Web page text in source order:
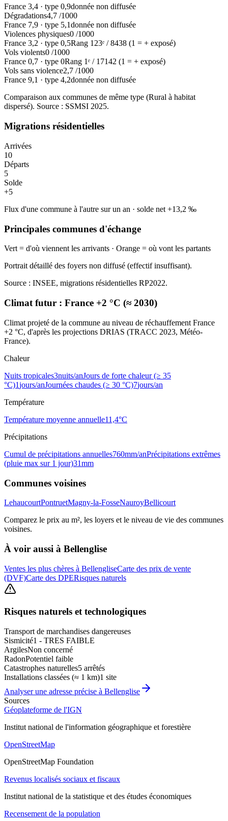
France 3,4 · type 0,9donnée non diffusée
Dégradations4,7 /1000
France 7,9 · type 5,1donnée non diffusée
Violences physiques0 /1000
France 3,2 · type 0,5Rang 123ᵉ /8438 (1 = + exposé)
Vols violents0 /1000
France 0,7 · type 0Rang 1ᵉ / 17142 (1 = + exposé)
Vols sans violence2,7 /1000
France 9,1 · type 4,2donnée non diffusée
Comparaison aux communes de même type (Rural à habitat
dispersé). Source : SSMSI 2025.
Migrations résidentielles
Arrivées
10
Départs
5
Solde
+5
Flux d'une commune à l'autre sur un an · solde net +13,2 ‰
Principales communes d'échange
Vert = d'où viennent les arrivants · Orange = où vont les partants
Portrait détaillé des foyers non diffusé (effectif insuffisant).
Source : INSEE, migrations résidentielles RP2022.
Climat futur : France +2 °C (≈ 2030)
Climat projeté de la commune au niveau de réchauffement France
+2 °C, d'après les projections DRIAS (TRACC 2023, Météo-
France).
Chaleur
Nuits tropicales3nuits/anJours de forte chaleur (≥ 35
°C)1jours/anJournées chaudes (≥ 30 °C)7jours/an
Température
Température moyenne annuelle11,4°C
Précipitations
Cumul de précipitations annuelles760mm/anPrécipitations extrêmes
(pluie max sur 1 jour)31mm
Communes voisines
LehaucourtPontruetMagny-la-FosseNauroyBellicourt
Comparez le prix au m², les loyers et le niveau de vie des communes
voisines.
À voir aussi à Bellenglise
Ventes les plus chères à BellengliseCarte des prix de vente
(DVF)Carte des DPERisques naturels
Risques naturels et technologiques
Transport de marchandises dangereuses
Sismicité1 - TRES FAIBLE
ArgilesNon concerné
RadonPotentiel faible
Catastrophes naturelles5 arrêtés
Installations classées (≈ 1 km)1 site
Analyser une adresse précise à Bellenglise
Sources
Géoplateforme de l'IGN
Institut national de l'information géographique et forestière
OpenStreetMap
OpenStreetMap Foundation
Revenus localisés sociaux et fiscaux
Institut national de la statistique et des études économiques
Recensement de la population